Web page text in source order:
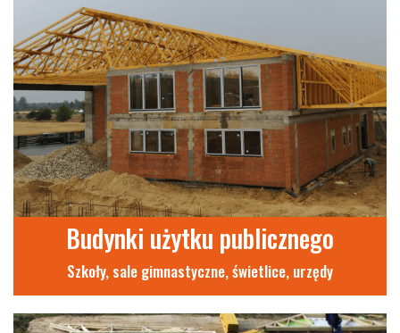
Budynki użytku publicznego
Szkoły, sale gimnastyczne, świetlice, urzędy